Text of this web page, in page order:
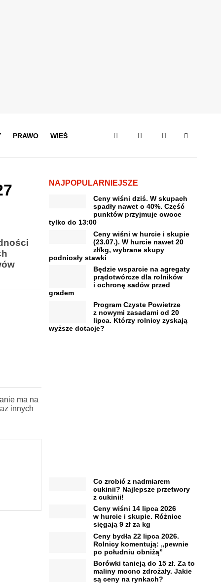
PRAWO WIEŚ
ma na
innych
NAJPOPULARNIEJSZE
Ceny wiśni dziś. W skupach
spadły nawet o 40%. Część
punktów przyjmuje owoce
tylko do 13:00
Ceny wiśni w hurcie i skupie
(23.07.). W hurcie nawet 20
zł/kg, wybrane skupy
podniosły stawki
Będzie wsparcie na agregaty
prądotwórcze dla rolników
i ochronę sadów przed
gradem
Program Czyste Powietrze
z nowymi zasadami od 20
lipca. Którzy rolnicy zyskają
wyższe dotacje?
Co zrobić z nadmiarem
cukinii? Najlepsze przetwory
z cukinii!
Ceny wiśni 14 lipca 2026
w hurcie i skupie. Różnice
sięgają 9 zł za kg
Ceny bydła 22 lipca 2026.
Rolnicy komentują: „pewnie
po południu obniżą”
Borówki tanieją do 15 zł. Za to
maliny mocno zdrożały. Jakie
są ceny na rynkach?